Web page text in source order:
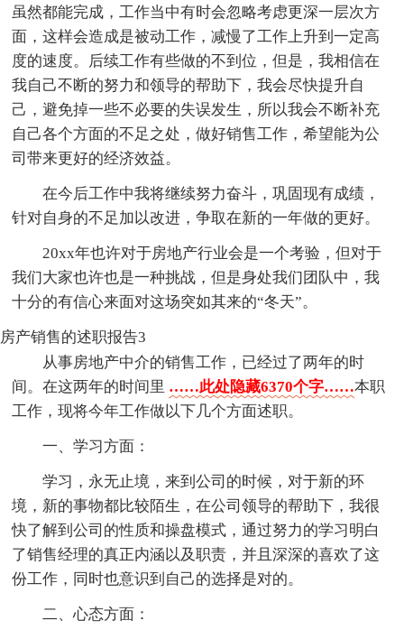
虽然都能完成，工作当中有时会忽略考虑更深一层次方
面，这样会造成是被动工作，减慢了工作上升到一定高
度的速度。后续工作有些做的不到位，但是，我相信在
我自己不断的努力和领导的帮助下，我会尽快提升自
己，避免掉一些不必要的失误发生，所以我会不断补充
自己各个方面的不足之处，做好销售工作，希望能为公
司带来更好的经济效益。
在今后工作中我将继续努力奋斗，巩固现有成绩，
针对自身的不足加以改进，争取在新的一年做的更好。
20xx年也许对于房地产行业会是一个考验，但对于
我们大家也许也是一种挑战，但是身处我们团队中，我
十分的有信心来面对这场突如其来的“冬天”。
房产销售的述职报告3
从事房地产中介的销售工作，已经过了两年的时
间。在这两年的时间里 ……此处隐藏6370个字……本职
工作，现将今年工作做以下几个方面述职。
一、学习方面：
学习，永无止境，来到公司的时候，对于新的环
境，新的事物都比较陌生，在公司领导的帮助下，我很
快了解到公司的性质和操盘模式，通过努力的学习明白
了销售经理的真正内涵以及职责，并且深深的喜欢了这
份工作，同时也意识到自己的选择是对的。
二、心态方面：